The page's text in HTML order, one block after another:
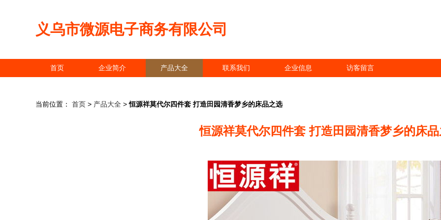
义乌市微源电子商务有限公司
首页 企业简介 产品大全 联系我们 企业信息 访客留言
当前位置： 首页 > 产品大全 > 恒源祥莫代尔四件套 打造田园清香梦乡的床品之选
恒源祥莫代尔四件套 打造田园清香梦乡的床